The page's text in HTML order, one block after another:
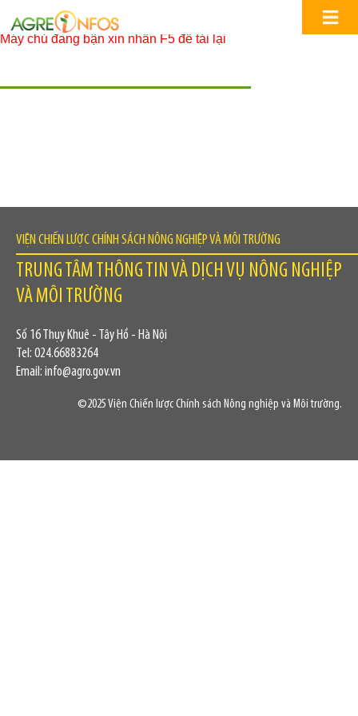
Máy chủ đang bận xin nhấn F5 để tải lại
VIỆN CHIẾN LƯỢC CHÍNH SÁCH NÔNG NGHIỆP VÀ MÔI TRƯỜNG
TRUNG TÂM THÔNG TIN VÀ DỊCH VỤ NÔNG NGHIỆP
VÀ MÔI TRƯỜNG
Số 16 Thụy Khuê - Tây Hồ - Hà Nội
Tel: 024.66883264
Email: info@agro.gov.vn
©2025 Viện Chiến lược Chính sách Nông nghiệp và Môi trường.